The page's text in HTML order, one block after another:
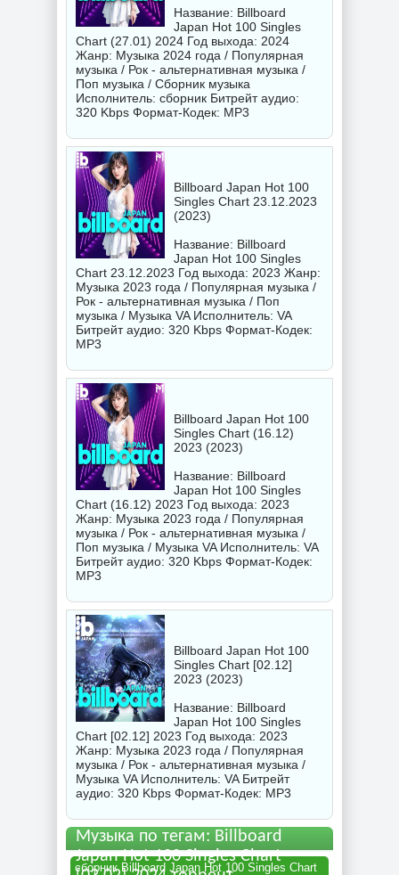
Название: Billboard
Japan Hot 100 Singles
Chart (27.01) 2024 Год выхода: 2024
Жанр: Музыка 2024 года / Популярная
музыка / Рок - альтернативная музыка /
Поп музыка / Сборник музыка
Исполнитель: сборник Битрейт аудио:
320 Kbps Формат-Кодек: MP3
Billboard Japan Hot 100
Singles Chart 23.12.2023
(2023)
Название: Billboard
Japan Hot 100 Singles
Chart 23.12.2023 Год выхода: 2023 Жанр:
Музыка 2023 года / Популярная музыка /
Рок - альтернативная музыка / Поп
музыка / Музыка VA Исполнитель: VA
Битрейт аудио: 320 Kbps Формат-Кодек:
MP3
Billboard Japan Hot 100
Singles Chart (16.12)
2023 (2023)
Название: Billboard
Japan Hot 100 Singles
Chart (16.12) 2023 Год выхода: 2023
Жанр: Музыка 2023 года / Популярная
музыка / Рок - альтернативная музыка /
Поп музыка / Музыка VA Исполнитель: VA
Битрейт аудио: 320 Kbps Формат-Кодек:
MP3
Billboard Japan Hot 100
Singles Chart [02.12]
2023 (2023)
Название: Billboard
Japan Hot 100 Singles
Chart [02.12] 2023 Год выхода: 2023
Жанр: Музыка 2023 года / Популярная
музыка / Рок - альтернативная музыка /
Музыка VA Исполнитель: VAБитрейт
аудио: 320 Kbps Формат-Кодек: MP3
Музыка по тегам: Billboard
Japan Hot 100 Singles Chart
сборник Billboard Japan Hot 100 Singles Chart